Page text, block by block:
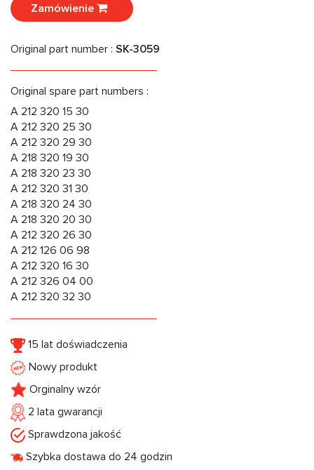
Zamówienie
Original part number : SK-3059
Original spare part numbers :
A 212 320 15 30
A 212 320 25 30
A 212 320 29 30
A 218 320 19 30
A 218 320 23 30
A 212 320 31 30
A 218 320 24 30
A 218 320 20 30
A 212 320 26 30
A 212 126 06 98
A 212 320 16 30
A 212 326 04 00
A 212 320 32 30
15 lat doświadczenia
Nowy produkt
Orginalny wzór
2 lata gwarancji
Sprawdzona jakość
Szybka dostawa do 24 godzin